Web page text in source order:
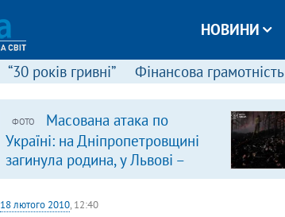
НОВИНИ
“30 років гривні” Фінансова грамотність
ФОТО
Масована атака по
Україні: на Дніпропетровщині
загинула родина, у Львові –
удар по багатоповерхівках
(доповнюється)
18 лютого 2010, 12:40